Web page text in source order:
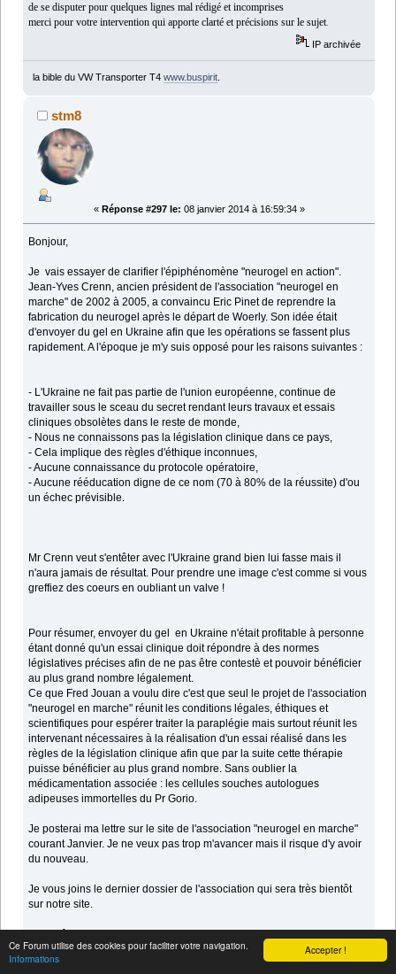
Accepter !
Ce Forum utilise des cookies pour faciliter votre navigation.
Informations
de se disputer pour quelques lignes mal rédigé et incomprises
merci pour votre intervention qui apporte clarté et précisions sur le sujet.
IP archivée
la bible du VW Transporter T4 www.buspirit.
stm8
« Réponse #297 le: 08 janvier 2014 à 16:59:34 »
Bonjour,
Je vais essayer de clarifier l'épiphénomène "neurogel en action".
Jean-Yves Crenn, ancien président de l'association "neurogel en
marche" de 2002 à 2005, a convaincu Eric Pinet de reprendre la
fabrication du neurogel après le départ de Woerly. Son idée était
d'envoyer du gel en Ukraine afin que les opérations se fassent plus
rapidement. A l'époque je m'y suis opposé pour les raisons suivantes :
- L'Ukraine ne fait pas partie de l'union européenne, continue de
travailler sous le sceau du secret rendant leurs travaux et essais
cliniques obsolètes dans le reste de monde,
- Nous ne connaissons pas la législation clinique dans ce pays,
- Cela implique des règles d'éthique inconnues,
- Aucune connaissance du protocole opératoire,
- Aucune rééducation digne de ce nom (70 à 80% de la réussite) d'ou
un échec prévisible.
Mr Crenn veut s'entêter avec l'Ukraine grand bien lui fasse mais il
n'aura jamais de résultat. Pour prendre une image c'est comme si vous
greffiez des coeurs en oubliant un valve !
Pour résumer, envoyer du gel en Ukraine n'était profitable à personne
étant donné qu'un essai clinique doit répondre à des normes
législatives précises afin de ne pas être contestè et pouvoir bénéficier
au plus grand nombre légalement.
Ce que Fred Jouan a voulu dire c'est que seul le projet de l'association
"neurogel en marche" réunit les conditions légales, éthiques et
scientifiques pour espérer traiter la paraplégie mais surtout réunit les
intervenant nécessaires à la réalisation d'un essai réalisé dans les
règles de la législation clinique afin que par la suite cette thérapie
puisse bénéficier au plus grand nombre. Sans oublier la
médicamentation associée : les cellules souches autologues
adipeuses immortelles du Pr Gorio.
Je posterai ma lettre sur le site de l'association "neurogel en marche"
courant Janvier. Je ne veux pas trop m'avancer mais il risque d'y avoir
du nouveau.
Je vous joins le dernier dossier de l'association qui sera très bientôt
sur notre site.
jl gay